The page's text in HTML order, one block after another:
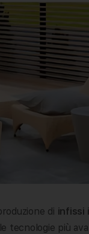
di infissi
tecnologie più